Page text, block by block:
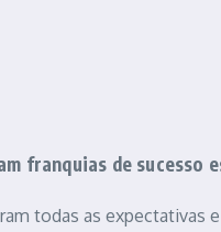
franquias de sucesso
todas as expectativas